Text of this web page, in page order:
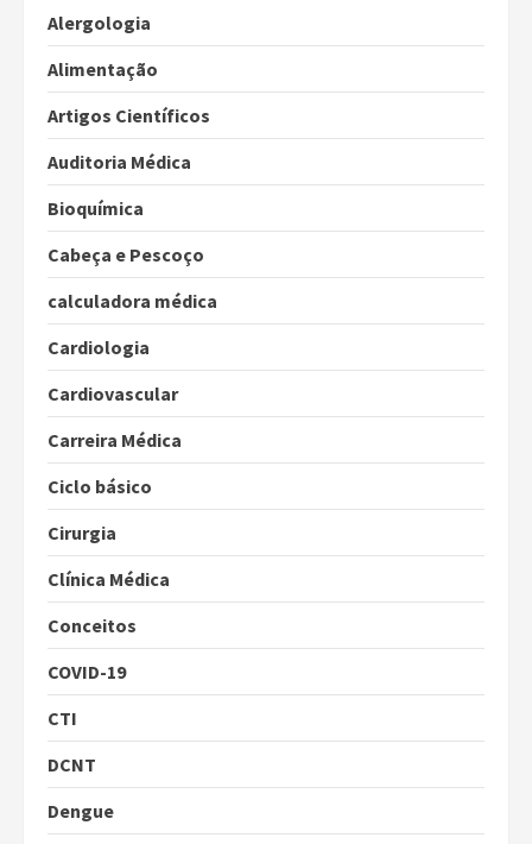
Alergologia
Alimentação
Artigos Científicos
Auditoria Médica
Bioquímica
Cabeça e Pescoço
calculadora médica
Cardiologia
Cardiovascular
Carreira Médica
Ciclo básico
Cirurgia
Clínica Médica
Conceitos
COVID-19
CTI
DCNT
Dengue